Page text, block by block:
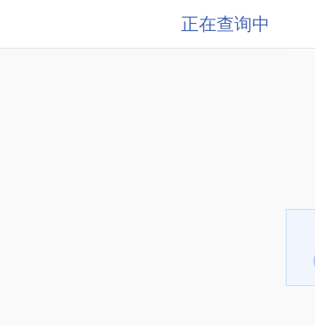
正在查询中